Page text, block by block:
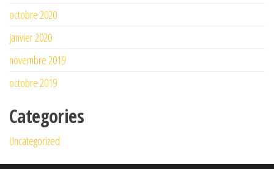
octobre 2020
janvier 2020
novembre 2019
octobre 2019
Categories
Uncategorized